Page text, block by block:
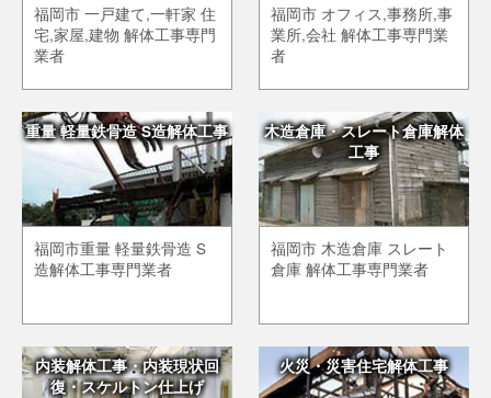
福岡市 一戸建て,一軒家 住
宅,家屋,建物 解体工事専門
業者
福岡市 オフィス,事務所,事
業所,会社 解体工事専門業
者
重量 軽量鉄骨造 S造解体工事
福岡市重量 軽量鉄骨造 S
造解体工事専門業者
木造倉庫・スレート倉庫解体
工事
福岡市 木造倉庫 スレート
倉庫 解体工事専門業者
内装解体工事・内装現状回
復・スケルトン仕上げ
火災・災害住宅解体工事